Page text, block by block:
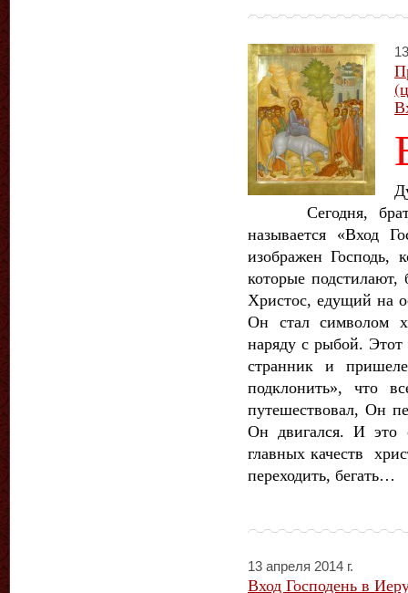
Сегодня,
называется «Вход
изображен Господь,
которые
Христос, едущий на
Он стал символом
наряду с рыбой.
странник и
подклонить», что
путешествовал, Он
Он двигался. И это
главных качеств
переходить, бегать…
13 апреля 2014 г.
Вход Господень в